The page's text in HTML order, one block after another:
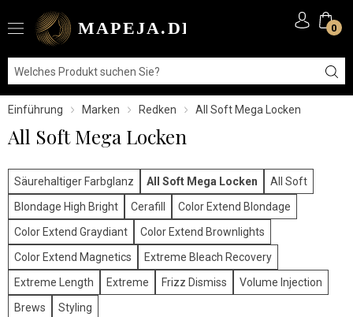
0
Einführung Marken Redken All Soft Mega Locken
All Soft Mega Locken
Säurehaltiger Farbglanz All Soft Mega Locken
All Soft
Blondage High Bright
Cerafill
Color Extend Blondage
Color Extend Graydiant
Color Extend Brownlights
Color Extend Magnetics
Extreme Bleach Recovery
Extreme Length
Extreme Frizz Dismiss
Volume Injection
Brews
Styling